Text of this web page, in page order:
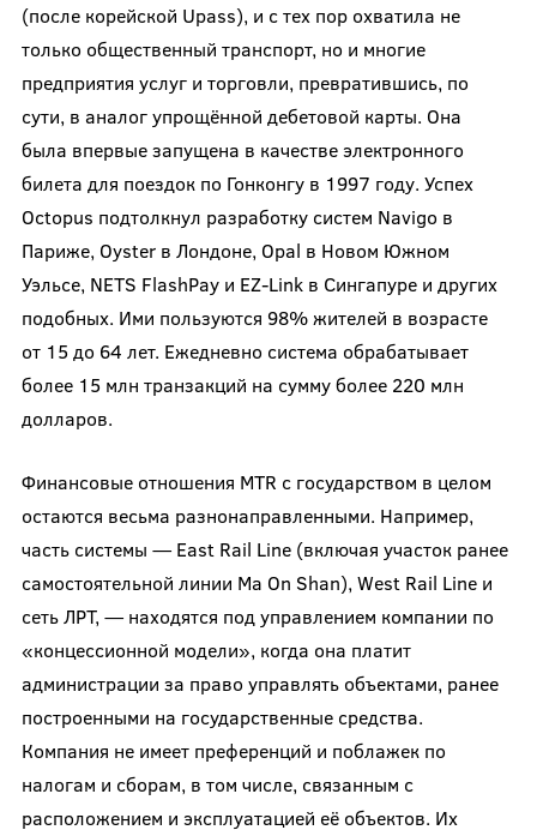
(после корейской Upass), и с тех пор охватила не
только общественный транспорт, но и многие
предприятия услуг и торговли, превратившись, по
сути, в аналог упрощённой дебетовой карты. Она
была впервые запущена в качестве электронного
билета для поездок по Гонконгу в 1997 году. Успех
Octopus подтолкнул разработку систем Navigo в
Париже, Oyster в Лондоне, Opal в Новом Южном
Уэльсе, NETS FlashPay и EZ-Link в Сингапуре и других
подобных. Ими пользуются 98% жителей в возрасте
от 15 до 64 лет. Ежедневно система обрабатывает
более 15 млн транзакций на сумму более 220 млн
долларов.
Финансовые отношения MTR с государством в целом
остаются весьма разнонаправленными. Например,
часть системы — East Rail Line (включая участок ранее
самостоятельной линии Ma On Shan), West Rail Line и
сеть ЛРТ, — находятся под управлением компании по
«концессионной модели», когда она платит
администрации за право управлять объектами, ранее
построенными на государственные средства.
Компания не имеет преференций и поблажек по
налогам и сборам, в том числе, связанным с
расположением и эксплуатацией её объектов. Их